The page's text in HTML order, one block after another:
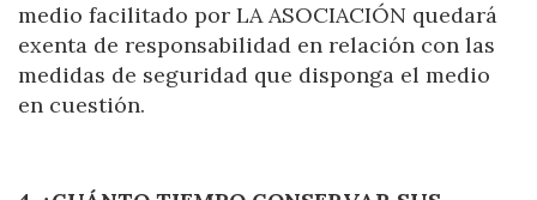
medio facilitado por LA ASOCIACIÓN quedará
exenta de responsabilidad en relación con las
medidas de seguridad que disponga el medio
en cuestión.